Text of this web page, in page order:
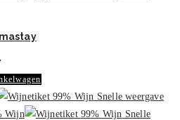
Snelle weergave
Snelle